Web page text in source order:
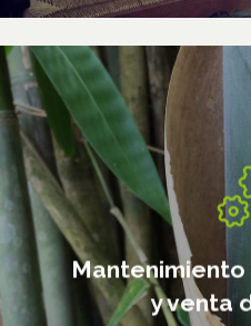
y venta
Mantenimiento
venta